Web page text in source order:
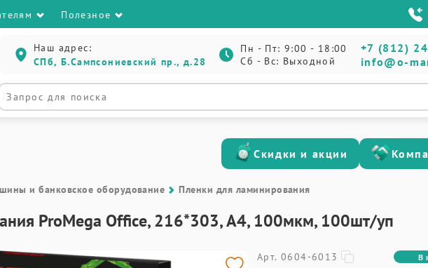
Полезное
Наш адрес:
СПб, Б.Сампсониевский пр., д.28
Пн - Пт: 9:00 - 18:00
Сб - Вс: Выходной
+7 (812)
info@o-
Скидки и акции
и банковское оборудование Пленки для ламинирования
ProMega Office, 216*303, А4, 100мкм, 100шт/уп
Арт. 0604-6013 В